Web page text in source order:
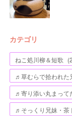
カテゴリ
ねこ処川柳＆短歌 (
♬草むらで拾われた
♬寄り添い丸まって
♬そっくり兄妹・茶